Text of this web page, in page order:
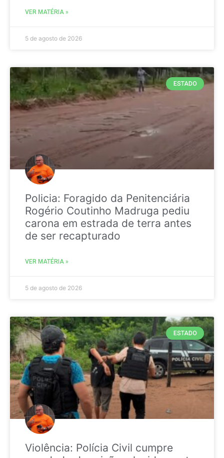
VER MATÉRIA »
5 de agosto de 2026
ESTADO
Policia: Foragido da Penitenciária
Rogério Coutinho Madruga pediu
carona em estrada de terra antes
de ser recapturado
VER MATÉRIA »
5 de agosto de 2026
ESTADO
Violência: Polícia Civil cumpre